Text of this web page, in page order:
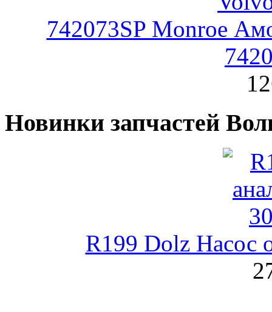
742073SP Monroe
Новинки запчастей
R199 Dolz Насос